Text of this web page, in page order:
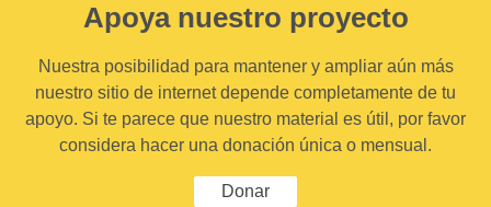
Apoya nuestro proyecto
Nuestra posibilidad para mantener y ampliar aún más
nuestro sitio de internet depende completamente de tu
apoyo. Si te parece que nuestro material es útil, por favor
considera hacer una donación única o mensual.
Donar